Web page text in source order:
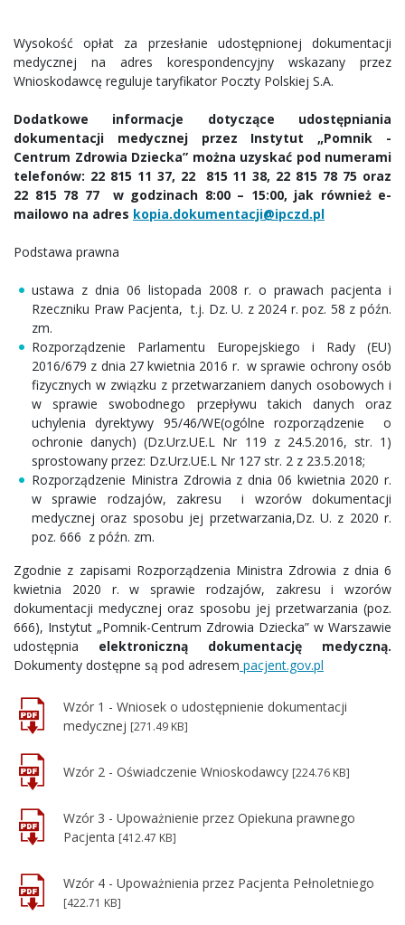
Wysokość opłat za przesłanie udostępnionej dokumentacji
medycznej na adres korespondencyjny wskazany przez
Wnioskodawcę reguluje taryfikator Poczty Polskiej S.A.
Dodatkowe informacje dotyczące udostępniania
dokumentacji medycznej przez Instytut „Pomnik -
Centrum Zdrowia Dziecka” można uzyskać pod numerami
telefonów: 22 815 11 37, 22 815 11 38, 22 815 78 75 oraz
22 815 78 77 w godzinach 8:00 – 15:00, jak również e-
mailowo na adres kopia.dokumentacji@ipczd.pl
Podstawa prawna
ustawa z dnia 06 listopada 2008 r. o prawach pacjenta i
Rzeczniku Praw Pacjenta, t.j. Dz. U. z 2024 r. poz. 58 z późn.
zm.
Rozporządzenie Parlamentu Europejskiego i Rady (EU)
2016/679 z dnia 27 kwietnia 2016 r. w sprawie ochrony osób
fizycznych w związku z przetwarzaniem danych osobowych i
w sprawie swobodnego przepływu takich danych oraz
uchylenia dyrektywy 95/46/WE(ogólne rozporządzenie o
ochronie danych) (Dz.Urz.UE.L Nr 119 z 24.5.2016, str. 1)
sprostowany przez: Dz.Urz.UE.L Nr 127 str. 2 z 23.5.2018;
Rozporządzenie Ministra Zdrowia z dnia 06 kwietnia 2020 r.
w sprawie rodzajów, zakresu i wzorów dokumentacji
medycznej oraz sposobu jej przetwarzania,Dz. U. z 2020 r.
poz. 666 z późn. zm.
Zgodnie z zapisami Rozporządzenia Ministra Zdrowia z dnia 6
kwietnia 2020 r. w sprawie rodzajów, zakresu i wzorów
dokumentacji medycznej oraz sposobu jej przetwarzania (poz.
666), Instytut „Pomnik-Centrum Zdrowia Dziecka” w Warszawie
udostępnia elektroniczną dokumentację medyczną.
Dokumenty dostępne są pod adresem pacjent.gov.pl
Wzór 1 - Wniosek o udostępnienie dokumentacji
medycznej [271.49 KB]
Wzór 2 - Oświadczenie Wnioskodawcy [224.76 KB]
Wzór 3 - Upoważnienie przez Opiekuna prawnego
Pacjenta [412.47 KB]
Wzór 4 - Upoważnienia przez Pacjenta Pełnoletniego
[422.71 KB]